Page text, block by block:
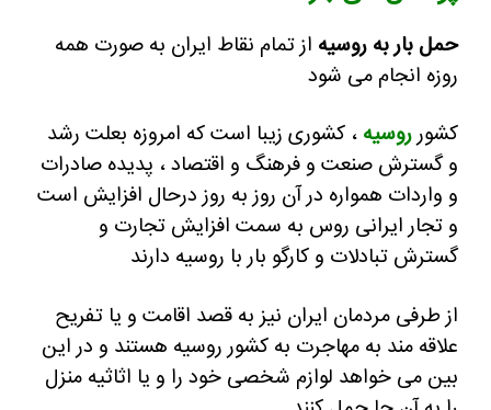
حمل بار به روسیه از تمام نقاط ایران به صورت همه
روزه انجام می شود
کشورروسیه ، کشوری زیبا است که امروزه بعلت رشد
و گسترش صنعت و فرهنگ و اقتصاد ، پدیده صادرات
و واردات همواره در آن روز به روز درحال افزایش است
و تجار ایرانی روس به سمت افزایش تجارت و
گسترش تبادلات و کارگو بار با روسیه دارند
از طرفی مردمان ایران نیز به قصد اقامت و یا تفریح
علاقه مند به مهاجرت به کشور روسیه هستند و در این
بین می خواهد لوازم شخصی خود را و یا اثاثیه منزل